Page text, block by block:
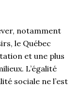
notamment
le Québec
et une plus
L’égalité
sociale ne l’est